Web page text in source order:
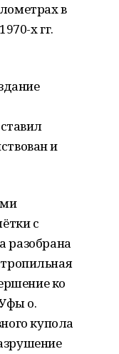
в
х гг.
и
с
разобрана
ко
о.
купола